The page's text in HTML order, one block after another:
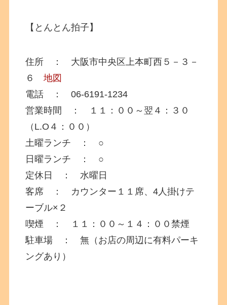
【とんとん拍子】
住所 ： 大阪市中央区上本町西５－３－
６地図
電話 ： 06-6191-1234
営業時間 ： １１：００～翌４：３０
（L.O４：００）
土曜ランチ ： ○
日曜ランチ ： ○
定休日 ： 水曜日
客席 ： カウンター１１席、4人掛けテ
ーブル×２
喫煙 ： １１：００～１４：００禁煙
駐車場 ： 無（お店の周辺に有料パーキ
ングあり）